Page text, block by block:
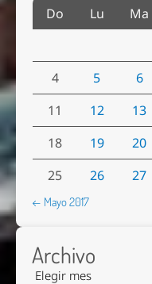
Do Lu Ma
4
5 6
11
12 13
18
19 20
25
26 27
← Mayo 2017
Archivo